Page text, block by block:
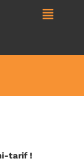
Toggle
tarif !